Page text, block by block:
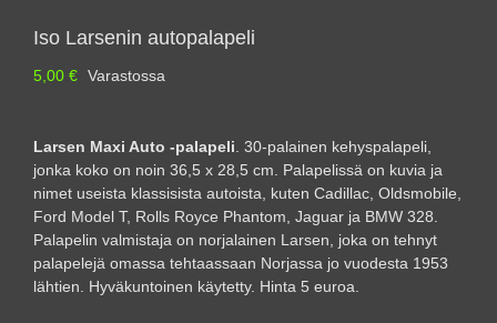
Iso Larsenin autopalapeli
5,00 € Varastossa
Larsen Maxi Auto -palapeli . 30-palainen kehyspalapeli,
jonka koko on noin 36,5 x 28,5 cm.
Palapelissä on kuvia ja
nimet useista klassisista autoista, kuten Cadillac, Oldsmobile,
Ford Model T, Rolls Royce Phantom, Jaguar ja BMW 328.
Palapelin valmistaja on norjalainen Larsen, joka on tehnyt
palapelejä omassa tehtaassaan Norjassa jo vuodesta 1953
lähtien.
Hyväkuntoinen käytetty. Hinta 5 euroa.